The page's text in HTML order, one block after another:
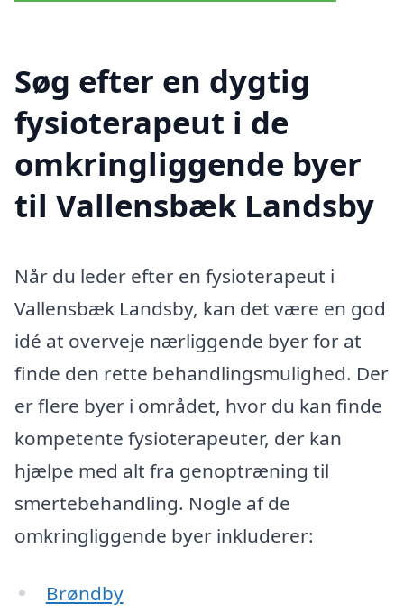
Søg efter en dygtig
fysioterapeut i de
omkringliggende byer
til Vallensbæk Landsby
Når du leder efter en fysioterapeut i
Vallensbæk Landsby, kan det være en god
idé at overveje nærliggende byer for at
finde den rette behandlingsmulighed. Der
er flere byer i området, hvor du kan finde
kompetente fysioterapeuter, der kan
hjælpe med alt fra genoptræning til
smertebehandling. Nogle af de
omkringliggende byer inkluderer:
Brøndby